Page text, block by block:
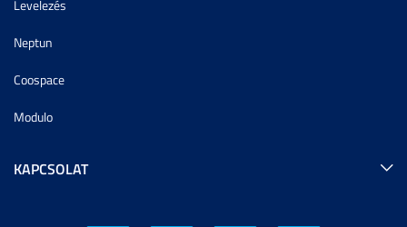
Levelezés
Neptun
Coospace
Modulo
KAPCSOLAT